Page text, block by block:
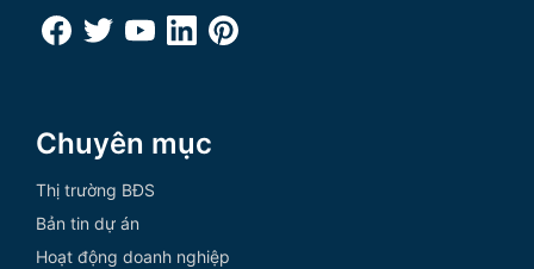
Chuyên mục
Thị trường BĐS
Bản tin dự án
Hoạt động doanh nghiệp